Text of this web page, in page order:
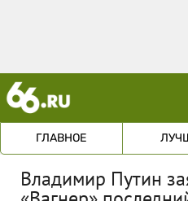
ГЛАВНОЕ
Владимир Путин